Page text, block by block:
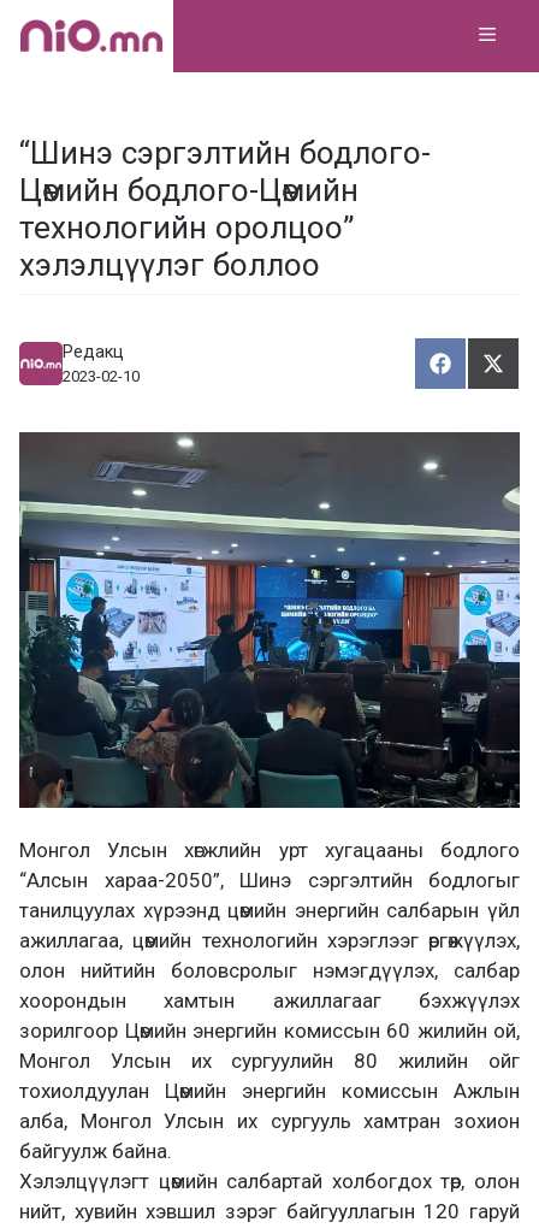
Skip
“Шинэ сэргэлтийн бодлого-
Цөмийн бодлого-Цөмийн
технологийн оролцоо”
хэлэлцүүлэг боллоо
Редакц
2023-02-10
Х
у
а
х
Т
ү
э
Монгол Улсын хөгжлийн урт хугацааны бодлого
“Алсын хараа-2050”, Шинэ сэргэлтийн бодлогыг
танилцуулах хүрээнд цөмийн энергийн салбарын үйл
ажиллагаа, цөмийн технологийн хэрэглээг өргөжүүлэх,
олон нийтийн боловсролыг нэмэгдүүлэх, салбар
хоорондын хамтын ажиллагааг бэхжүүлэх
зорилгоор Цөмийн энергийн комиссын 60 жилийн ой,
Монгол Улсын их сургуулийн 80 жилийн ойг
тохиолдуулан Цөмийн энергийн комиссын Ажлын
алба, Монгол Улсын их сургууль хамтран зохион
байгуулж байна.
Хэлэлцүүлэгт цөмийн салбартай холбогдох төр, олон
нийт, хувийн хэвшил зэрэг байгууллагын 120 гаруй